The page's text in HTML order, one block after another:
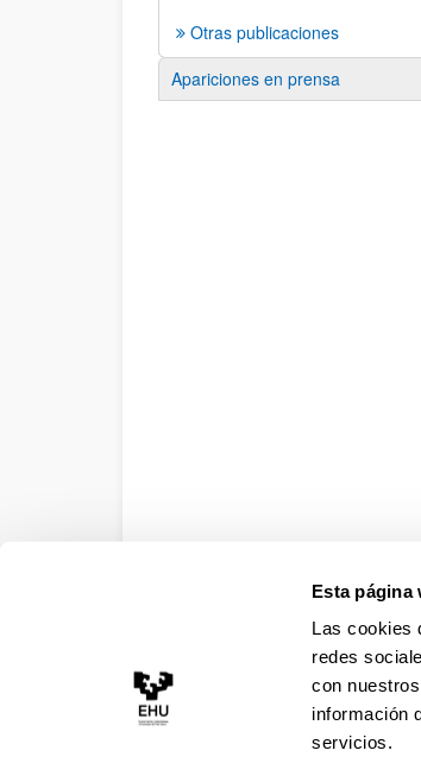
Esta página
Las cookies
redes
con
información
servicios.
Otras publicaciones
Apariciones en prensa